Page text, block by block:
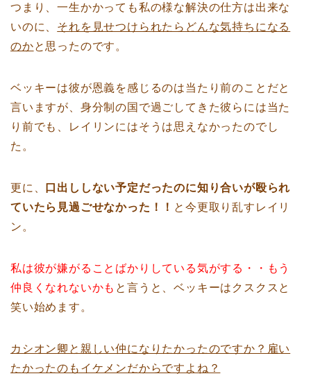
つまり、一生かかっても私の様な解決の仕方は出来な
いのに、 それを見せつけられたらどんな気持ちになる
のかと思ったのです。
ベッキーは彼が恩義を感じるのは当たり前のことだと
言いますが、身分制の国で過ごしてきた彼らには当た
り前でも、レイリンにはそうは思えなかったのでし
た。
更に、
口出ししない予定だったのに知り合いが殴られ
ていたら見過ごせなかった！！ と今更取り乱すレイリ
ン。
私は彼が嫌がることばかりしている気がする・・もう
仲良くなれないかも と言うと、ベッキーはクスクスと
笑い始めます。
カシオン卿と親しい仲になりたかったのですか？雇い
たかったのもイケメンだからですよね？